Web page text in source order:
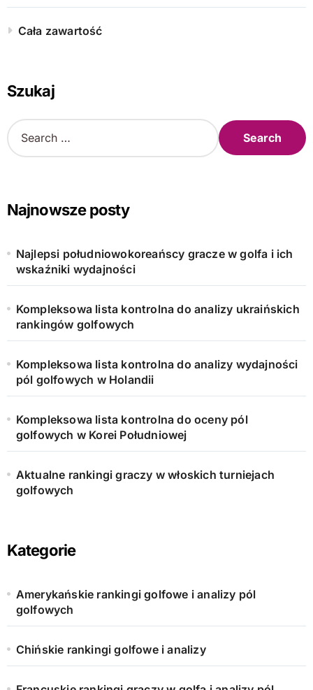
Cała zawartość
Szukaj
S
e
h
f
r
Najnowsze posty
Najlepsi południowokoreańscy gracze w golfa i ich
wskaźniki wydajności
Kompleksowa lista kontrolna do analizy ukraińskich
rankingów golfowych
Kompleksowa lista kontrolna do analizy wydajności
pól golfowych w Holandii
Kompleksowa lista kontrolna do oceny pól
golfowych w Korei Południowej
Aktualne rankingi graczy w włoskich turniejach
golfowych
Kategorie
Amerykańskie rankingi golfowe i analizy pól
golfowych
Chińskie rankingi golfowe i analizy